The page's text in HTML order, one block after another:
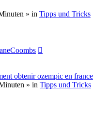
» in Tipps und Tricks
obtenir ozempic en france
» in Tipps und Tricks